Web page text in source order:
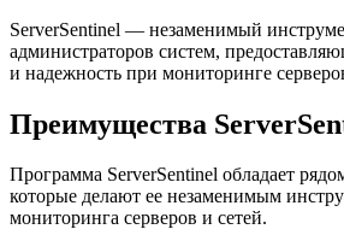
ServerSentinel — незаменимый
администраторов систем,
и надежность при мониторинге
Преимущества
Программа ServerSentinel обладает
которые делают ее незаменимым
мониторинга серверов и сетей.